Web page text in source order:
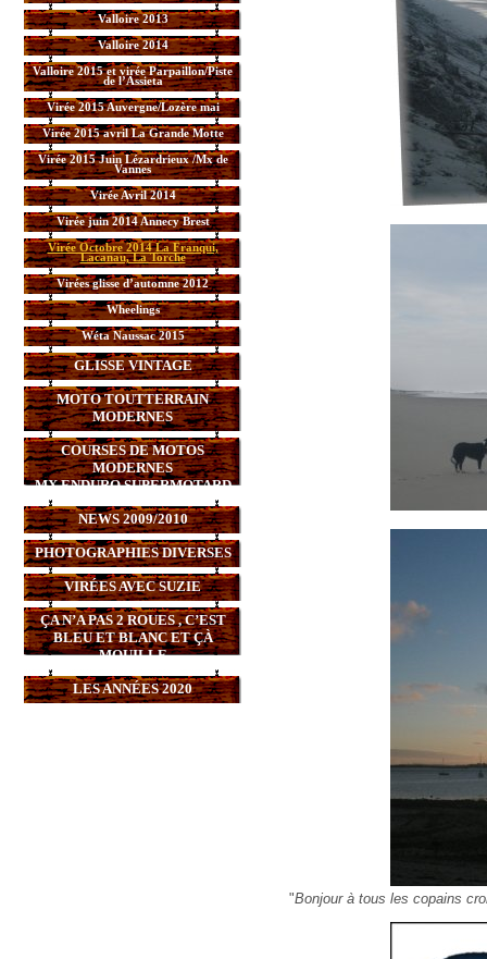
Valloire 2013
Valloire 2014
Valloire 2015 et virée Parpaillon/Piste
de l’Assieta
Virée 2015 Auvergne/Lozère mai
Virée 2015 avril La Grande Motte
Virée 2015 Juin Lézardrieux /Mx de
Vannes
Virée Avril 2014
Virée juin 2014 Annecy Brest
Virée Octobre 2014 La Franqui,
Lacanau, La Torche
Virées glisse d’automne 2012
Wheelings
Wéta Naussac 2015
GLISSE VINTAGE
MOTO TOUTTERRAIN
MODERNES
COURSES DE MOTOS
MODERNES
MX,ENDURO,SUPERMOTARD
NEWS 2009/2010
PHOTOGRAPHIES DIVERSES
VIRÉES AVEC SUZIE
ÇA N’A PAS 2 ROUES , C’EST
BLEU ET BLANC ET ÇÀ
MOUILLE
LES ANNÉES 2020
"Bonjour à tous les copains